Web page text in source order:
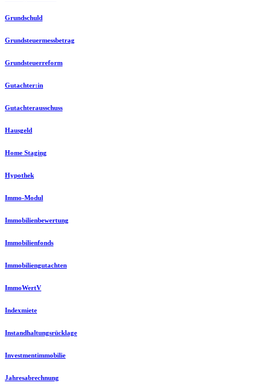
Grundschuld
Grundsteuermessbetrag
Grundsteuerreform
Gutachter:in
Gutachterausschuss
Hausgeld
Home Staging
Hypothek
Immo-Modul
Immobilienbewertung
Immobilienfonds
Immobiliengutachten
ImmoWertV
Indexmiete
Instandhaltungsrücklage
Investmentimmobilie
Jahresabrechnung